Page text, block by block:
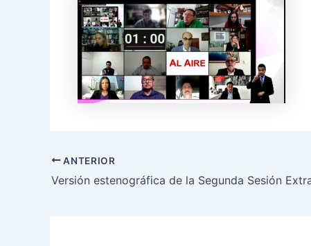
ANTERIOR